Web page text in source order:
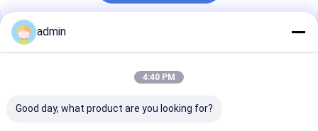
अनुशंसित उत्पाद
admin
4:40 PM
Good day, what product are you looking for?